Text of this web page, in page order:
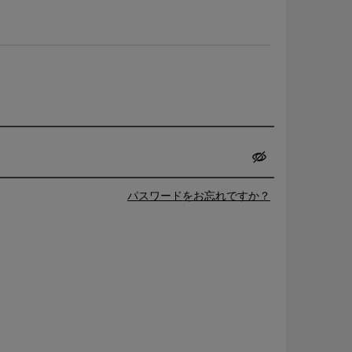
パスワードをお忘れですか？